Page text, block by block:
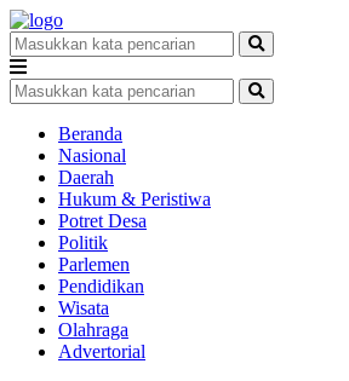
Beranda
Nasional
Daerah
Hukum & Peristiwa
Potret Desa
Politik
Parlemen
Pendidikan
Wisata
Olahraga
Advertorial